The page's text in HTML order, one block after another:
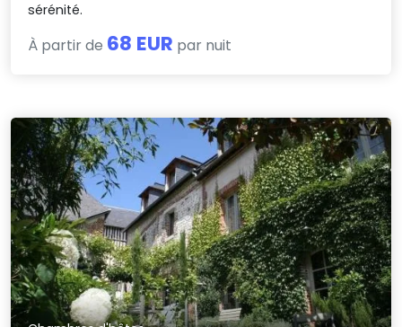
sérénité.
À partir de 68 EUR par nuit